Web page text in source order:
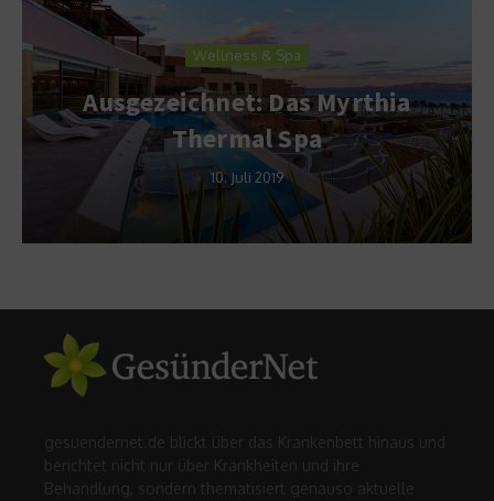
Wellness & Spa
Ausgezeichnet: Das Myrthia
Thermal Spa
10. Juli 2019
gesuendernet.de blickt über das Krankenbett hinaus und
berichtet nicht nur über Krankheiten und ihre
Behandlung, sondern thematisiert genauso aktuelle